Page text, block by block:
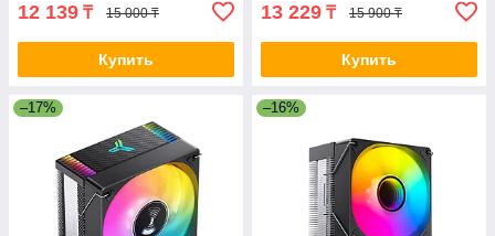
12 139 ₸ 15 000 ₸
Купить
13 229 ₸ 15 900 ₸
Купить
–17% –16%